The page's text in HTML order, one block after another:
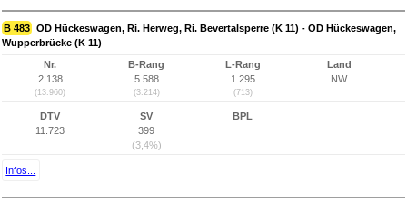
B 483 OD Hückeswagen, Ri. Herweg, Ri. Bevertalsperre (K 11) - OD Hückeswagen,
Wupperbrücke (K 11)
Nr.
2.138
(13.960)
B-Rang
5.588
(3.214)
L-Rang
1.295
(713)
Land
NW
DTV
11.723
SV
399
(3,4%)
BPL
Infos...